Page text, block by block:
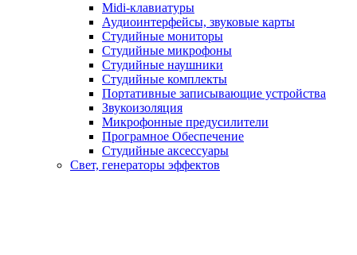
Midi-клавиатуры
Аудиоинтерфейсы, звуковые карты
Студийные мониторы
Студийные микрофоны
Студийные наушники
Студийные комплекты
Портативные записывающие устройства
Звукоизоляция
Микрофонные предусилители
Програмное Обеспечение
Студийные аксессуары
Свет, генераторы эффектов